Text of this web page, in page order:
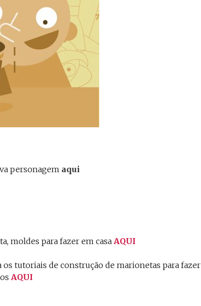
personagem aqui
moldes para fazer em casa AQUI
os tutoriais de construção de marionetas para fazer
AQUI